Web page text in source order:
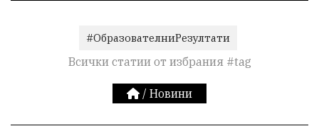
#ОбразователниРезултати
Всички статии от избрания #tag
/ Новини